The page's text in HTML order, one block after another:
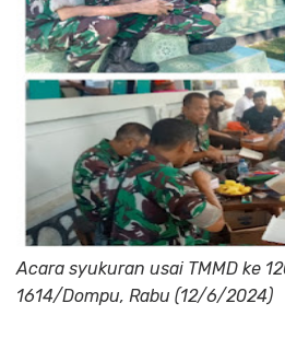
Acara syukuran usai TMMD ke
1614/Dompu, Rabu (12/6/2024)